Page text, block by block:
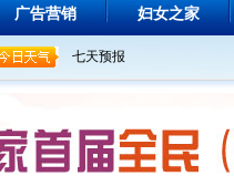
广告营销 妇女之家